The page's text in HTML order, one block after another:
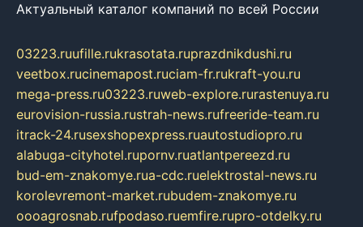
Актуальный каталог компаний по всей России
03223.ruufille.rukrasotata.ruprazdnikdushi.ru
veetbox.rucinemapost.ruciam-fr.rukraft-you.ru
mega-press.ru03223.ruweb-explore.rurastenuya.ru
eurovision-russia.rustrah-news.rufreeride-team.ru
itrack-24.rusexshopexpress.ruautostudiopro.ru
alabuga-cityhotel.rupornv.ruatlantpereezd.ru
bud-em-znakomye.rua-cdc.ruelektrostal-news.ru
korolevremont-market.rubudem-znakomye.ru
oooagrosnab.rufpodaso.ruemfire.rupro-otdelky.ru